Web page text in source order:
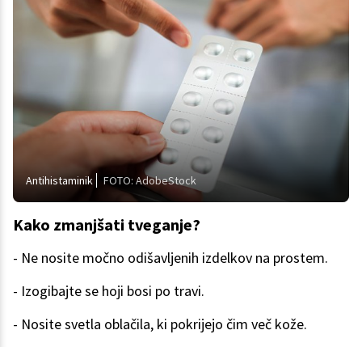
Antihistaminik FOTO: AdobeStock
Kako zmanjšati tveganje?
- Ne nosite močno odišavljenih izdelkov na prostem.
- Izogibajte se hoji bosi po travi.
- Nosite svetla oblačila, ki pokrijejo čim več kože.